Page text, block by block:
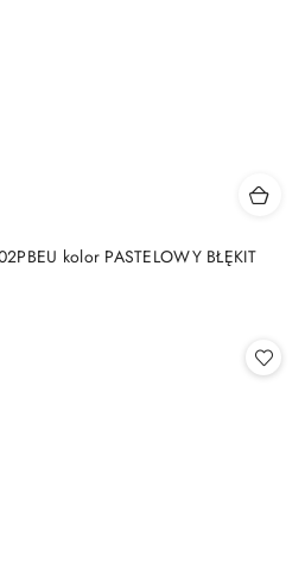
kolor PASTELOWY BŁĘKIT